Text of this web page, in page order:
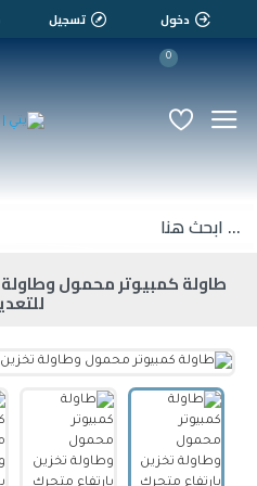
دخول تسجيل
0
طاولة كمبيوتر محمول وطاولة